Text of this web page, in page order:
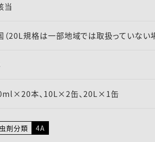
当
（20L規格は一部地域では取扱っていない場
本、10L×2缶、20L×1缶
剤分類 4A